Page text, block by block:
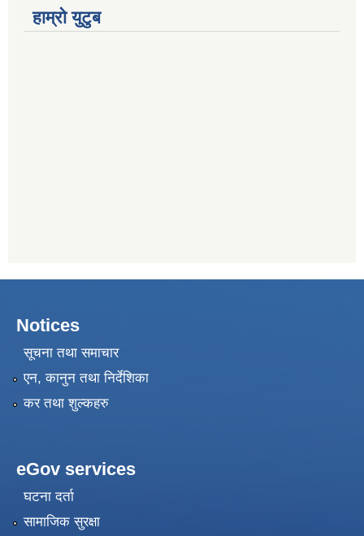
हाम्रो युटुब
Notices
सूचना तथा समाचार
एन, कानुन तथा निर्देशिका
कर तथा शुल्कहरु
eGov services
घटना दर्ता
सामाजिक सुरक्षा